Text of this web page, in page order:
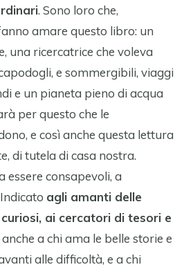
. Sono loro che,
amare questo libro: un
una ricercatrice che voleva
e sommergibili, viaggi
e un pianeta pieno di acqua
per questo che le
e così anche questa lettura
di tutela di casa nostra.
essere consapevoli, a
agli amanti delle
ai cercatori di tesori e
a chi ama le belle storie e
alle difficoltà, e a chi